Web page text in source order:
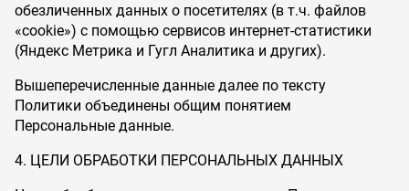
обезличенных данных о посетителях (в т.ч. файлов
«cookie») с помощью сервисов интернет-статистики
(Яндекс Метрика и Гугл Аналитика и других).
Вышеперечисленные данные далее по тексту
Политики объединены общим понятием
Персональные данные.
4. ЦЕЛИ ОБРАБОТКИ ПЕРСОНАЛЬНЫХ ДАННЫХ